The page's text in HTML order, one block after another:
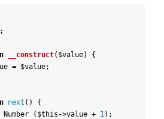
;
__construct( $value)
{
= $value;
next ( )
{
Number ( $this ->value + 1) ;